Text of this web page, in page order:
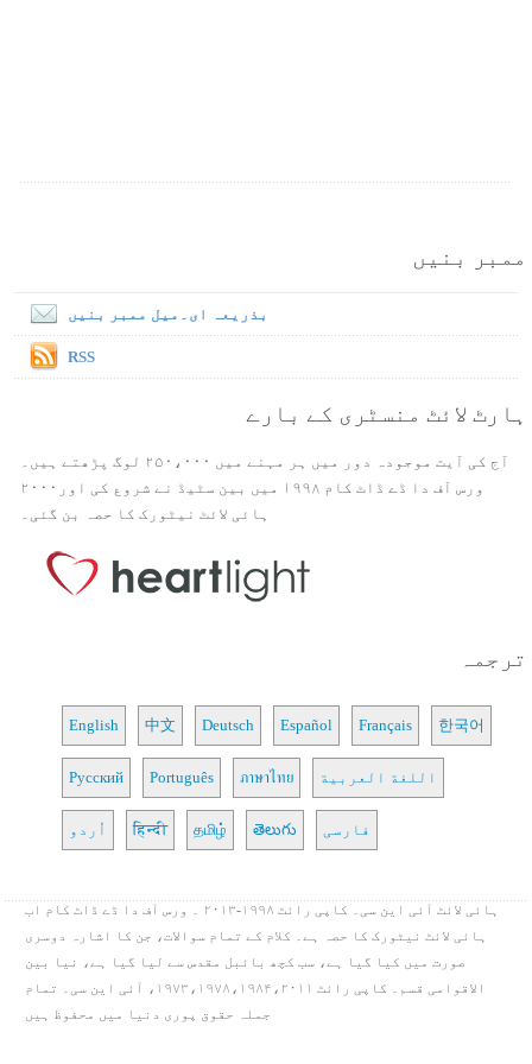
ممبر بنیں
بذریعہ ای۔میل ممبر بنیں
RSS
ہارٹ لائٹ منسٹری کے بارے
آج کی آیت موجودہ دور میں ہر مہنے میں ۲۵۰،۰۰۰ لوگ پڑھتے ہیں۔
ورس آف دا ڈے ڈاٹ کام ۱۹۹۸ میں بین سٹیڈ نے شروع کی اور۲۰۰۰
ہائی لائٹ نیٹورک کا حصہ بن گئی۔
ترجمہ
English 中文 Deutsch Español Français 한국어
Русский Português ภาษาไทย اللغة العربية
اُردو हिन्दी தமிழ் తెలుగు فارسی
ہائی لائٹ آئی این سی۔ کاپی رائٹ ۱۹۹۸-۲۰۱۳ ۔ ورس آف دا ڈے ڈاٹ کام اب
ہائی لائٹ نیٹورک کا حصہ ہے۔ کلام کے تمام سوالات، جن کا اشارہ دوسری
صورت میں کیا گیا ہے، سب کچھ بائبل مقدس سے لیا گیا ہے، نیا بین
الاقوامی قسم۔ کاپی رائٹ ۱۹۷۳،۱۹۷۸،۱۹۸۴،۲۰۱۱، آئی این سی۔ تمام
جملہ حقوق پوری دنیا میں محفوظ ہیں